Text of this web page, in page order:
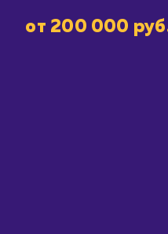
Ваши бизнес-
от 200